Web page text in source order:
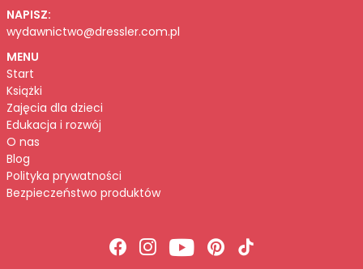
NAPISZ:
wydawnictwo@dressler.com.pl
MENU
Start
Książki
Zajęcia dla dzieci
Edukacja i rozwój
O nas
Blog
Polityka prywatności
Bezpieczeństwo produktów